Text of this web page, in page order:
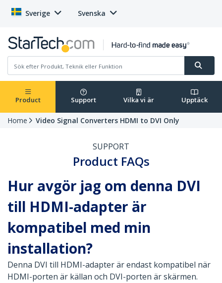
Sverige Svenska
Product Support Vilka vi är Upptäck
Home Video Signal Converters HDMI to DVI Only
SUPPORT
Product FAQs
Hur avgör jag om denna DVI
till HDMI-adapter är
kompatibel med min
installation?
Denna DVI till HDMI-adapter är endast kompatibel när
HDMI-porten är källan och DVI-porten är skärmen.